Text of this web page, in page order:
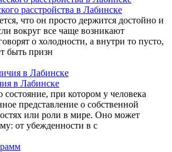
расстройства в Лабинске
что он просто держится достойно и
вокруг все чаще возникают
о холодности, а внутри то пусто,
быть призн
в Лабинске
при котором у человека
представление о собственной
или роли в мире. Оно может
от убежденности в с